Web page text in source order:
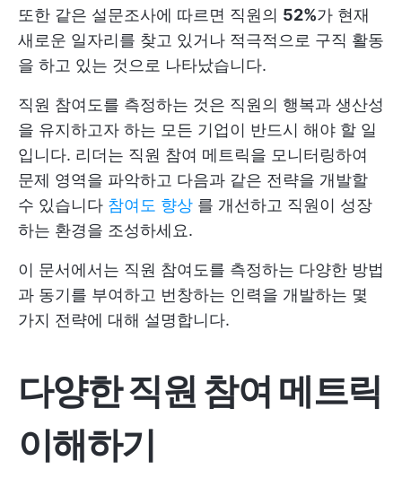
또한 같은 설문조사에 따르면 직원의 52%가 현재
새로운 일자리를 찾고 있거나 적극적으로 구직 활동
을 하고 있는 것으로 나타났습니다.
직원 참여도를 측정하는 것은 직원의 행복과 생산성
을 유지하고자 하는 모든 기업이 반드시 해야 할 일
입니다. 리더는 직원 참여 메트릭을 모니터링하여
문제 영역을 파악하고 다음과 같은 전략을 개발할
수 있습니다 참여도 향상 를 개선하고 직원이 성장
하는 환경을 조성하세요.
이 문서에서는 직원 참여도를 측정하는 다양한 방법
과 동기를 부여하고 번창하는 인력을 개발하는 몇
가지 전략에 대해 설명합니다.
다양한 직원 참여 메트릭
이해하기